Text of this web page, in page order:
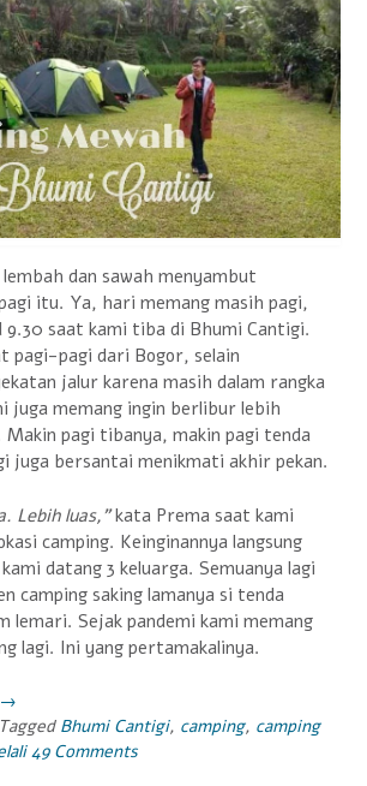
dan sawah menyambut
itu. Ya, hari memang masih pagi,
9.30 saat kami tiba di Bhumi Cantigi.
pagi-pagi dari Bogor, selain
jalur karena masih dalam rangka
juga memang ingin berlibur lebih
Makin pagi tibanya, makin pagi tenda
juga bersantai menikmati akhir pekan.
Lebih luas,”kata Prema saat kami
camping. Keinginannya langsung
datang 3 keluarga. Semuanya lagi
camping saking lamanya si tenda
lemari. Sejak pandemi kami memang
lagi. Ini yang pertamakalinya.
“Camping
Mewah
di
→
Tagged Bhumi Cantigi, camping, camping
49 Comments